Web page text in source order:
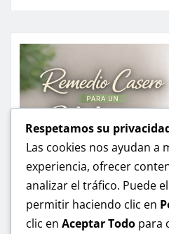
Respetamos su
Las cookies nos ayudan a
experiencia, ofrecer
analizar el tráfico. Puede
permitir haciendo clic en
clic en Aceptar Todo para